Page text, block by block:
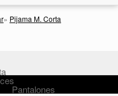
» Pijama M. Corta
Pantalones